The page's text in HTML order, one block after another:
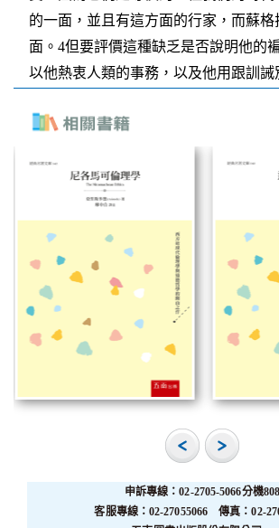
申訴專線：02-2705-5066分機808
客服專線：02-27055066 傳真：02-